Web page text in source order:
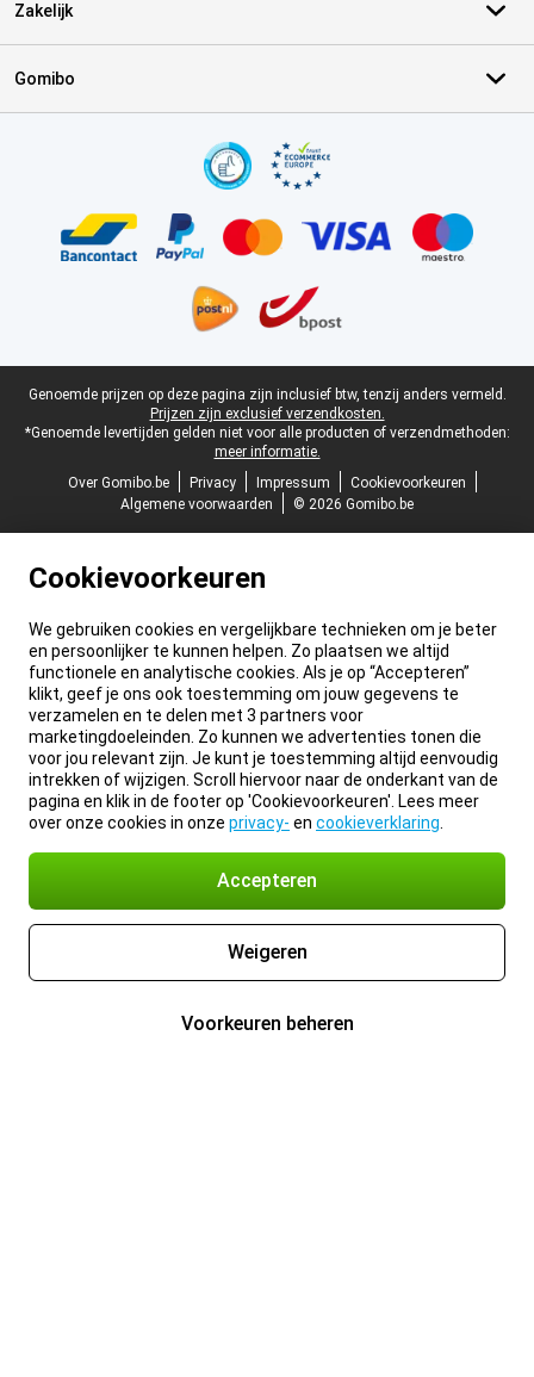
Zakelijk
Gomibo
Juridische voettekst
Genoemde prijzen op deze pagina zijn inclusief btw, tenzij anders vermeld.
Prijzen zijn exclusief verzendkosten.
*Genoemde levertijden gelden niet voor alle producten of verzendmethoden:
meer informatie.
Over Gomibo.be
Privacy Impressum
Cookievoorkeuren
Algemene voorwaarden
© 2026 Gomibo.be
Cookievoorkeuren
We gebruiken cookies en vergelijkbare technieken om je beter
en persoonlijker te kunnen helpen. Zo plaatsen we altijd
functionele en analytische cookies. Als je op “Accepteren”
klikt, geef je ons ook toestemming om jouw gegevens te
verzamelen en te delen met 3 partners voor
marketingdoeleinden. Zo kunnen we advertenties tonen die
voor jou relevant zijn. Je kunt je toestemming altijd eenvoudig
intrekken of wijzigen. Scroll hiervoor naar de onderkant van de
pagina en klik in de footer op 'Cookievoorkeuren'. Lees meer
over onze cookies in onze privacy- en cookieverklaring
Accepteren
Weigeren
Voorkeuren beheren